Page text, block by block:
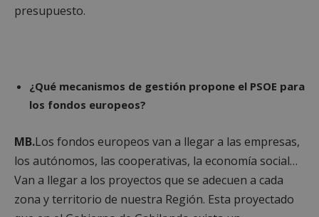
presupuesto.
¿Qué mecanismos de gestión propone el PSOE para
los fondos europeos?
MB.Los fondos europeos van a llegar a las empresas,
los autónomos, las cooperativas, la economía social…
Van a llegar a los proyectos que se adecuen a cada
zona y territorio de nuestra Región. Esta proyectado